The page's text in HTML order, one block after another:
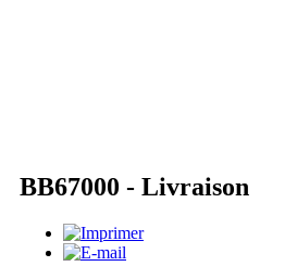
BB67000 - Livraison